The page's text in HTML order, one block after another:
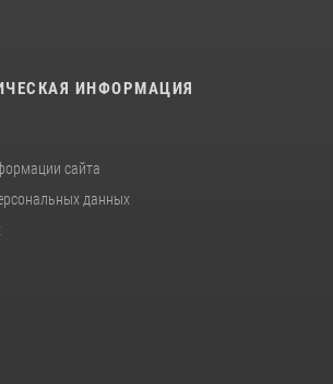
ИНФОРМАЦИЯ
сайта
данных